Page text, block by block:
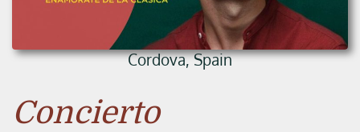
Cordova, Spain
Concierto